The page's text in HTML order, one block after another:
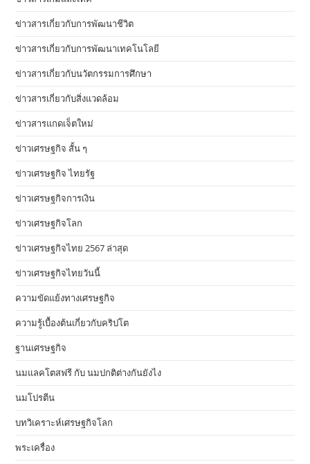
ข่าวสารเกี่ยวกับการพัฒนาชีวิต
ข่าวสารเกี่ยวกับการพัฒนาเทคโนโลยี
ข่าวสารเกี่ยวกับนวัตกรรมการศึกษา
ข่าวสารเกี่ยวกับสิ่งแวดล้อม
ข่าวสารแกดเจ็ตใหม่
ข่าวเศรษฐกิจ สั้น ๆ
ข่าวเศรษฐกิจ ไทยรัฐ
ข่าวเศรษฐกิจการเงิน
ข่าวเศรษฐกิจโลก
ข่าวเศรษฐกิจไทย 2567 ล่าสุด
ข่าวเศรษฐกิจไทยวันนี้
ความขัดแย้งทางเศรษฐกิจ
ความรู้เบื้องต้นเกี่ยวกับคริปโต
ฐานเศรษฐกิจ
นมแลคโตสฟรี กับ นมปกติต่างกันยังไง
นมโปรตีน
บทวิเคราะห์เศรษฐกิจโลก
พระเครื่อง